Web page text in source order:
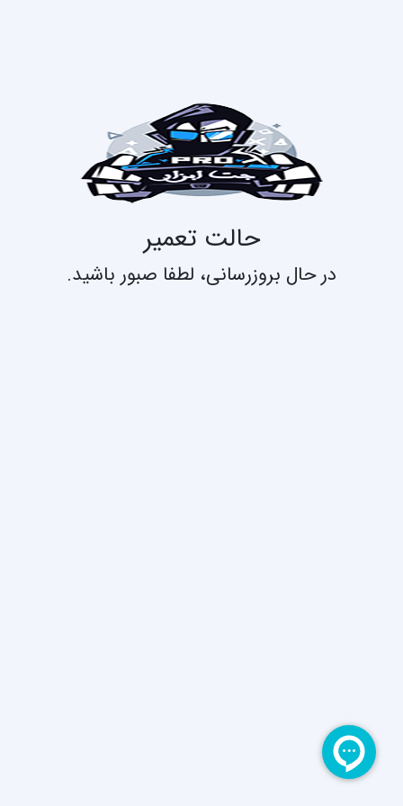
حالت تعمیر
در حال بروزرسانی، لطفا صبور باشید.